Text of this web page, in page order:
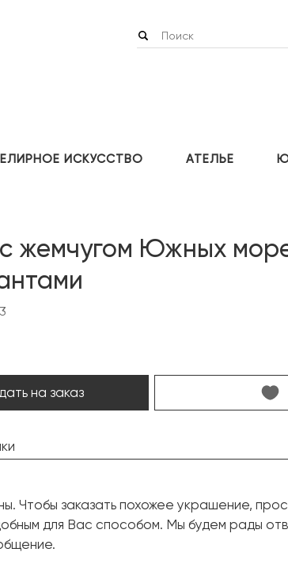
ИСКУССТВО АТЕЛЬЕ
жемчугом Южных
на заказ
Чтобы заказать похожее украшение,
для Вас способом. Мы будем рады